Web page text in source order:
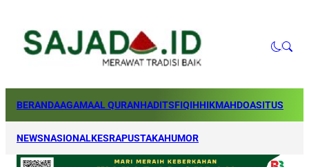
BERANDAAGAMAAL QURANHADITSFIQIHHIKMAHDOASITUS
NEWSNASIONALKESRAPUSTAKAHUMOR